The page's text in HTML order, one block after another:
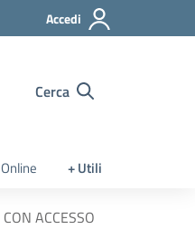
Accedi
Cerca
+ Utili
ACCESSO